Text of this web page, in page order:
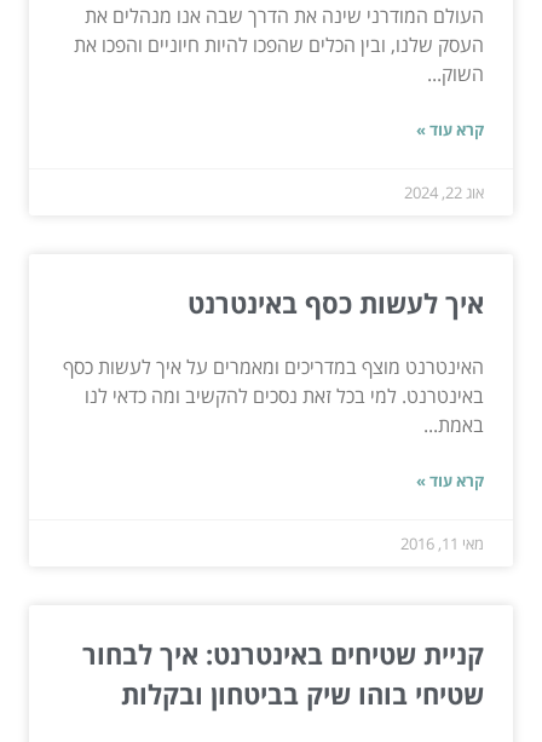
העולם המודרני שינה את הדרך שבה אנו מנהלים את
העסק שלנו, ובין הכלים שהפכו להיות חיוניים והפכו את
השוק...
קרא עוד »
אוג 22, 2024
איך לעשות כסף באינטרנט
האינטרנט מוצף במדריכים ומאמרים על איך לעשות כסף
באינטרנט. למי בכל זאת נסכים להקשיב ומה כדאי לנו
באמת...
קרא עוד »
מאי 11, 2016
קניית שטיחים באינטרנט: איך לבחור
שטיחי בוהו שיק בביטחון ובקלות